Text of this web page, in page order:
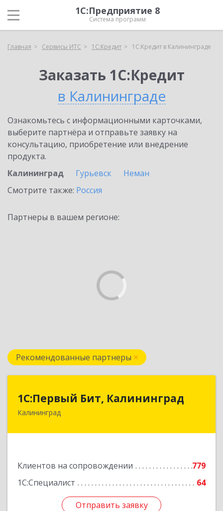
1С:Предприятие 8
Система программ
Главная Сервисы ИТС 1С:Кредит 1С:Кредит в Калининграде
Заказать 1С:Кредит
в Калининграде
Ознакомьтесь с информационными карточками,
выберите партнёра и отправьте заявку на
консультацию, приобретение или внедрение
продукта.
Калининград
Гурьевск
Неман
Смотрите также: Россия
Партнеры в вашем регионе:
Рекомендованные партнеры
1С:Первый Бит, Калининград
Калининград
Клиентов на сопровождении
779
1С:Специалист
64
Отправить заявку
1С:Первый Бит, Калининград
236006, Калининградская обл, Калининград г,
Отправить заявку